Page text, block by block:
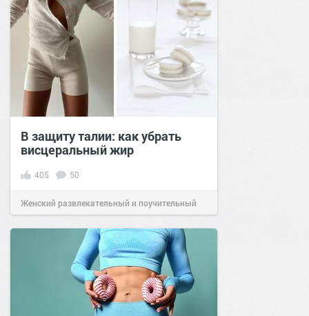
В защиту талии: как убрать
висцеральный жир
405 50
Женский развлекательный и поучительный
сайт.20:2418 янв 2021